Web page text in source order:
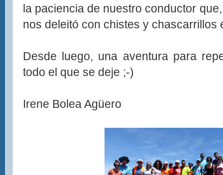
la paciencia de nuestro conductor
nos deleitó con chistes y chascarrillos
Desde luego, una aventura para
todo el que se deje ;-)
Irene Bolea Agüero